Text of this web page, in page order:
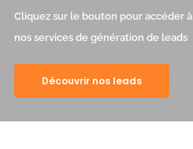
Cliquez sur le bouton pour accéder à
nos services de génération de leads
Découvrir nos leads